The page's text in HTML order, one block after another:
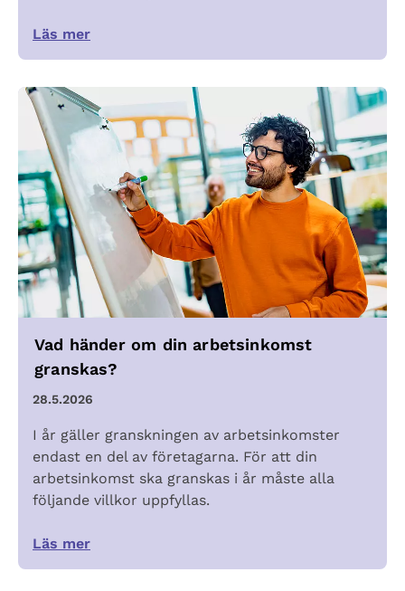
Läs mer
Vad händer om din arbetsinkomst
granskas?
28.5.2026
I år gäller granskningen av arbetsinkomster
endast en del av företagarna. För att din
arbetsinkomst ska granskas i år måste alla
följande villkor uppfyllas.
Läs mer